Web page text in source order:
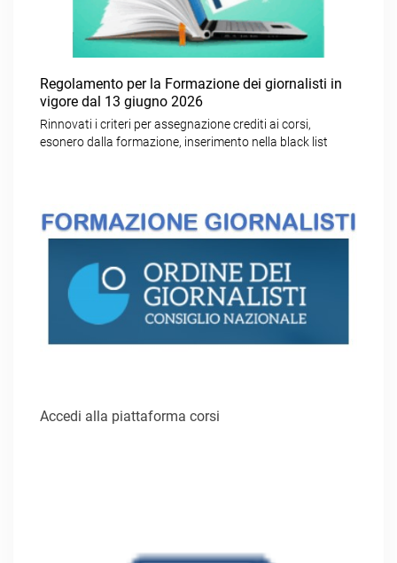
Regolamento per la Formazione dei giornalisti in
vigore dal 13 giugno 2026
Rinnovati i criteri per assegnazione crediti ai corsi,
esonero dalla formazione, inserimento nella black list
Accedi alla piattaforma corsi